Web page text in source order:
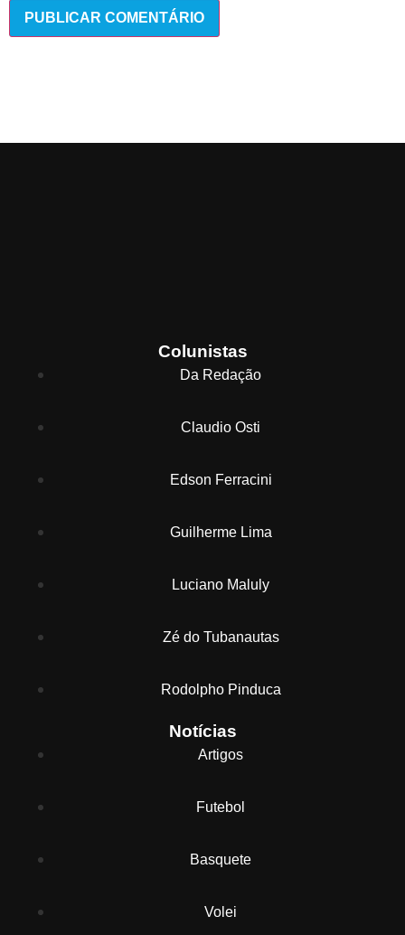
Colunistas
Da Redação
Claudio Osti
Edson Ferracini
Guilherme Lima
Luciano Maluly
Zé do Tubanautas
Rodolpho Pinduca
Notícias
Artigos
Futebol
Basquete
Volei